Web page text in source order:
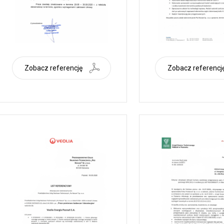
Zobacz referencję Zobacz